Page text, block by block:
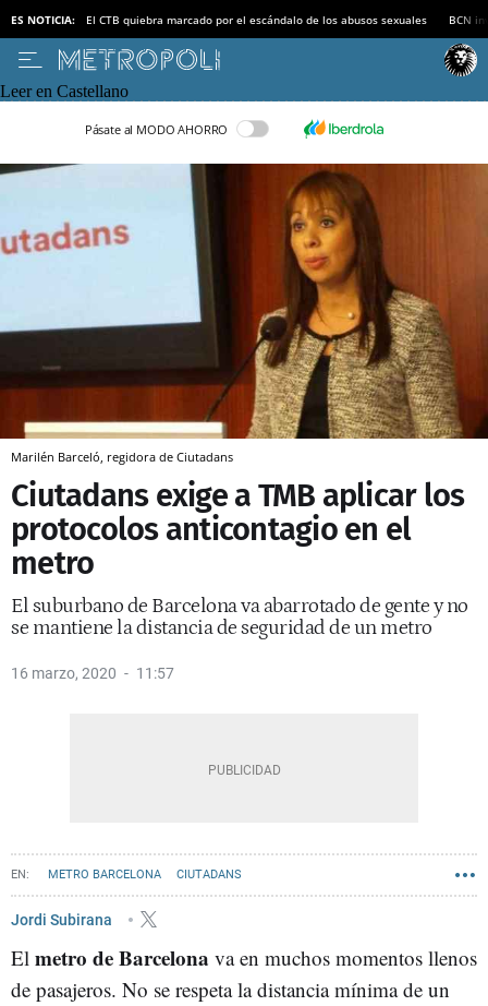
ES NOTICIA: El CTB quiebra marcado por el escándalo de los abusos sexuales BCN
Leer en Castellano
Pásate al MODO AHORRO
Marilén Barceló, regidora de Ciutadans
Ciutadans exige a TMB aplicar los
protocolos anticontagio en el
metro
El suburbano de Barcelona va abarrotado de gente y no
se mantiene la distancia de seguridad de un metro
16 marzo, 2020 11:57
METRO BARCELONA CIUTADANS
Jordi Subirana
El metro de Barcelona va en muchos momentos llenos
de pasajeros. No se respeta la distancia mínima de un